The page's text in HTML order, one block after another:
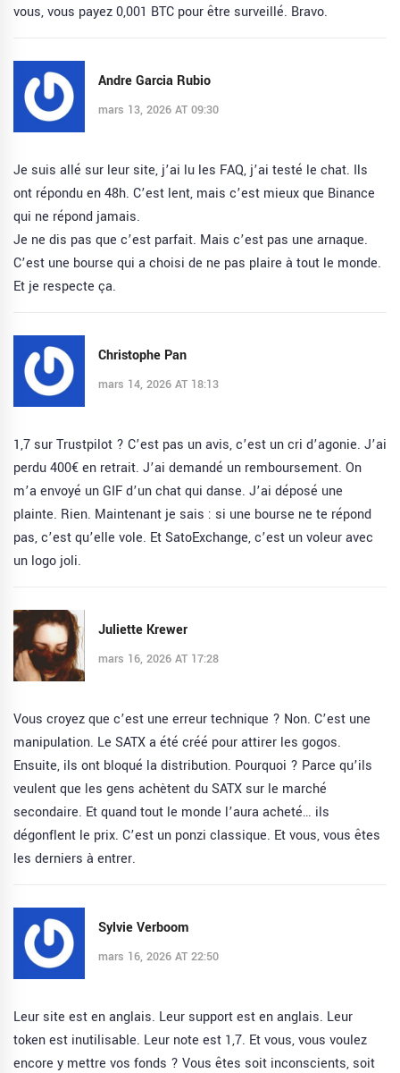
vous, vous payez 0,001 BTC pour être surveillé. Bravo.
Andre Garcia Rubio
mars 13, 2026 AT 09:30
Je suis allé sur leur site, j’ai lu les FAQ, j’ai testé le chat. Ils
ont répondu en 48h. C’est lent, mais c’est mieux que Binance
qui ne répond jamais.
Je ne dis pas que c’est parfait. Mais c’est pas une arnaque.
C’est une bourse qui a choisi de ne pas plaire à tout le monde.
Et je respecte ça.
Christophe Pan
mars 14, 2026 AT 18:13
1,7 sur Trustpilot ? C’est pas un avis, c’est un cri d’agonie. J’ai
perdu 400€ en retrait. J’ai demandé un remboursement. On
m’a envoyé un GIF d’un chat qui danse. J’ai déposé une
plainte. Rien. Maintenant je sais : si une bourse ne te répond
pas, c’est qu’elle vole. Et SatoExchange, c’est un voleur avec
un logo joli.
Juliette Krewer
mars 16, 2026 AT 17:28
Vous croyez que c’est une erreur technique ? Non. C’est une
manipulation. Le SATX a été créé pour attirer les gogos.
Ensuite, ils ont bloqué la distribution. Pourquoi ? Parce qu’ils
veulent que les gens achètent du SATX sur le marché
secondaire. Et quand tout le monde l’aura acheté… ils
dégonflent le prix. C’est un ponzi classique. Et vous, vous êtes
les derniers à entrer.
Sylvie Verboom
mars 16, 2026 AT 22:50
Leur site est en anglais. Leur support est en anglais. Leur
token est inutilisable. Leur note est 1,7. Et vous, vous voulez
encore y mettre vos fonds ? Vous êtes soit inconscients, soit